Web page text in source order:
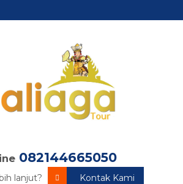
082144665050
lanjut? Kontak Kami